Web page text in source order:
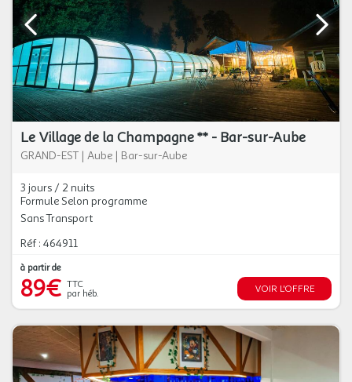
Le Village de la Champagne ** - Bar-sur-Aube
GRAND-EST | Aube | Bar-sur-Aube
3 jours / 2 nuits
Formule Selon programme
Sans Transport
Réf : 464911
à partir de
89€ TTC
par héb.
VOIR L'OFFRE